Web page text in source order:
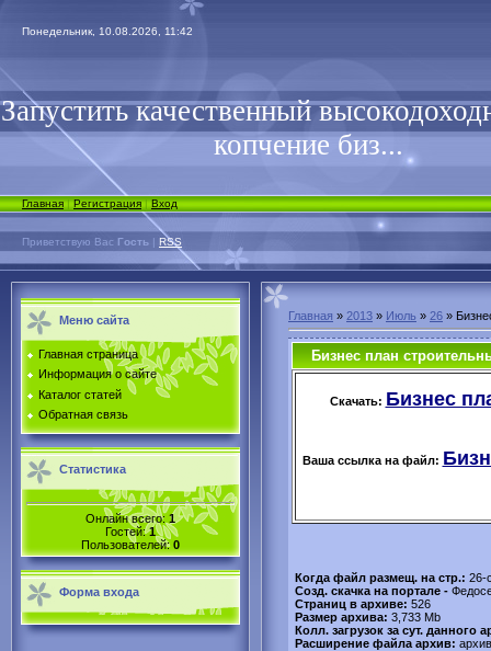
Понедельник, 10.08.2026, 11:42
Запустить качественный
копчение биз...
Главная|Регистрация|Вход
Приветствую Вас Гость | RSS
Меню сайта
Главная страница
Информация о сайте
Каталог статей
Обратная связь
Статистика
Онлайн всего: 1
Гостей:1
Пользователей:0
Форма входа
Главная » 2013 » Июль » 26 »
Бизнес план
Скачать: Бизнес
Ваша ссылка на файл:
Когда файл размещ. на стр.: 26-
Созд. скачка на портале -
Страниц в архиве: 526
Размер архива: 3,733 Mb
Колл. загрузок за сут. данного
Расширение файла архив: архив